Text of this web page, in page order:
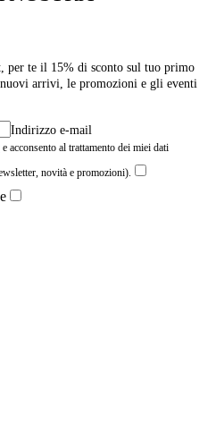
per te il 15% di sconto sul tuo primo
arrivi, le promozioni e gli eventi
Indirizzo e-mail
e acconsento al trattamento dei miei dati
novità e promozioni).